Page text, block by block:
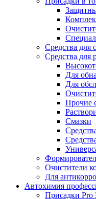
Средства для
Средства для
Для
Для
Прочие
Смазки
Очистители
Для
Автохимия
Присадки Pro